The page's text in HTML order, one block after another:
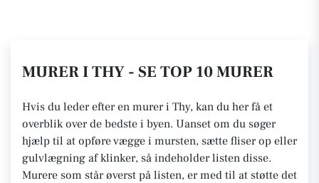
MURER I THY - SE TOP 10 MURER
Hvis du leder efter en murer i Thy, kan du her få et
overblik over de bedste i byen. Uanset om du søger
hjælp til at opføre vægge i mursten, sætte fliser op eller
gulvlægning af klinker, så indeholder listen disse.
Murere som står øverst på listen, er med til at støtte det